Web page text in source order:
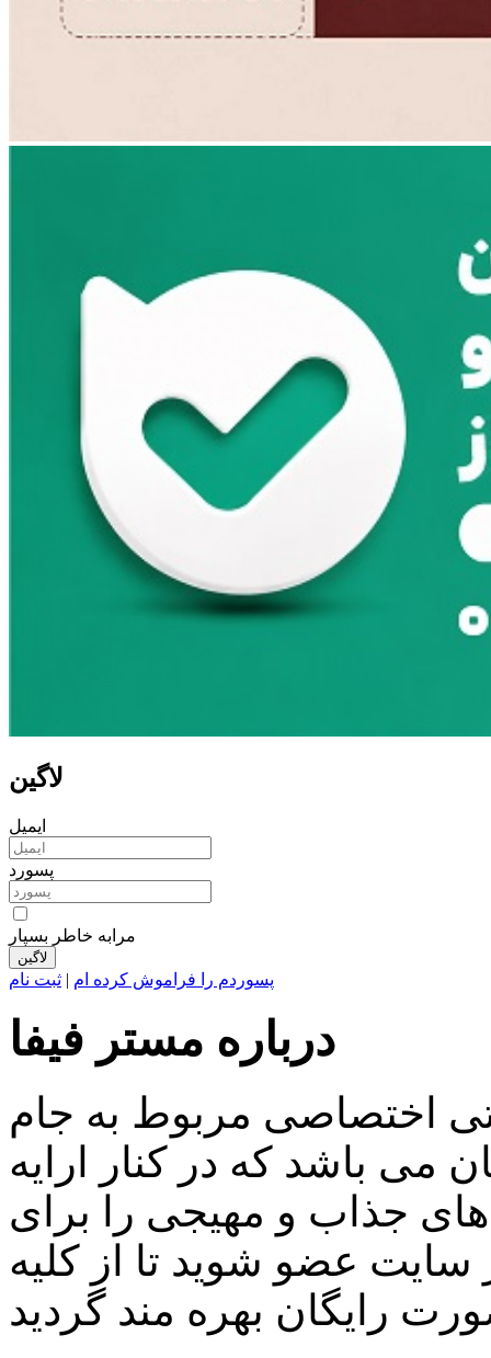
لاگین
ایمیل
پسورد
مرابه خاطر بسپار
پسوردم را فراموش کرده ام | ثبت نام
درباره مستر فیفا
اختصاصی مربوط به جام
می باشد که در کنار ارایه
جذاب و مهیجی را برای
عضو شوید تا از کلیه